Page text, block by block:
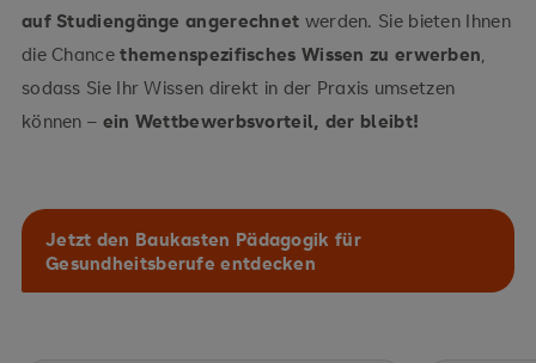
auf Studiengänge angerechnet werden. Sie bieten Ihnen
die Chancethemenspezifisches Wissen zu erwerben,
sodass Sie Ihr Wissen direkt in der Praxis umsetzen
können – ein Wettbewerbsvorteil, der bleibt!
Jetzt den Baukasten Pädagogik für
Gesundheitsberufe entdecken